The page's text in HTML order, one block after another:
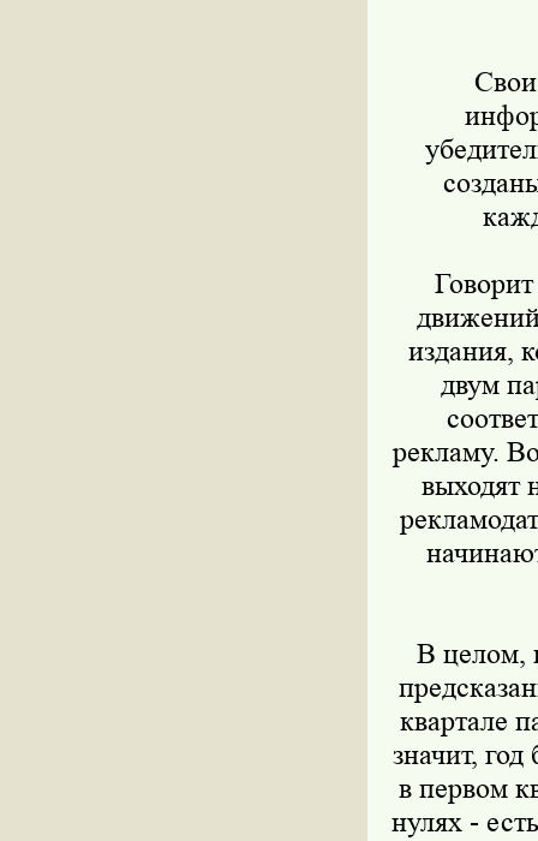
Свои
издания,
двум
рекламу.
выходят
В целом,
квартале
значит,
в первом
нулях -